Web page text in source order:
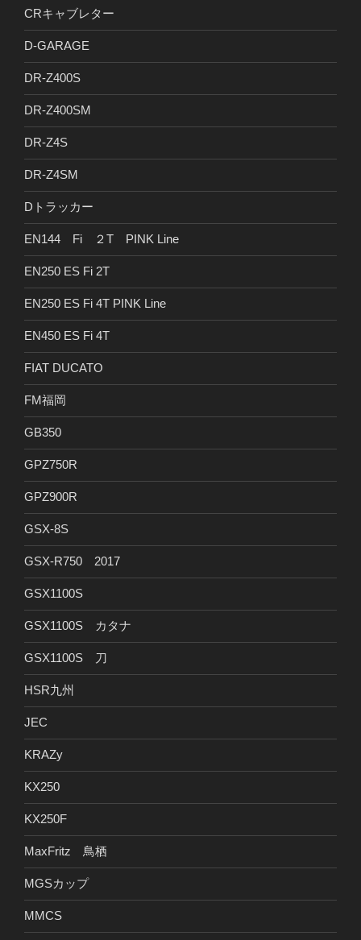
CRキャブレター
D-GARAGE
DR-Z400S
DR-Z400SM
DR-Z4S
DR-Z4SM
Dトラッカー
EN144 Fi ２T PINK Line
EN250 ES Fi 2T
EN250 ES Fi 4T PINK Line
EN450 ES Fi 4T
FIAT DUCATO
FM福岡
GB350
GPZ750R
GPZ900R
GSX-8S
GSX-R750 2017
GSX1100S
GSX1100S カタナ
GSX1100S 刀
HSR九州
JEC
KRAZy
KX250
KX250F
MaxFritz 鳥栖
MGSカップ
MMCS